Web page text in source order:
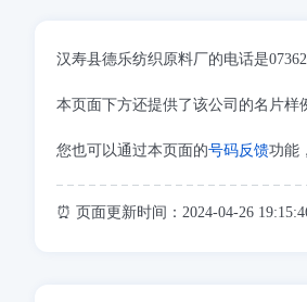
汉寿县德乐纺织原料厂的电话是
本页面下方还提供了该公司的名片样
您也可以通过本页面的号码反馈功能
⏰ 页面更新时间：2024-04-26